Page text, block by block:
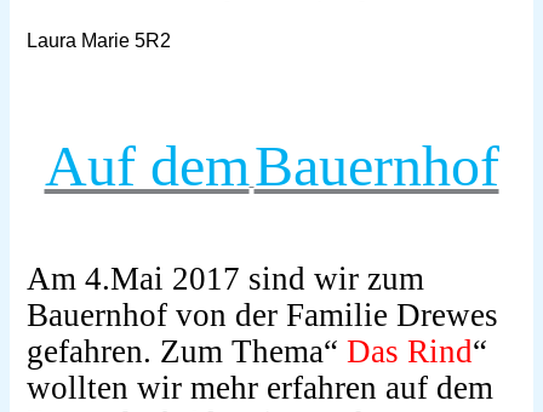
Laura Marie 5R2
Auf demBauernhof
Am 4.Mai 2017 sind wir zum
Bauernhof von der Familie Drewes
gefahren. Zum Thema“Das Rind“
wollten wir mehr erfahren auf dem